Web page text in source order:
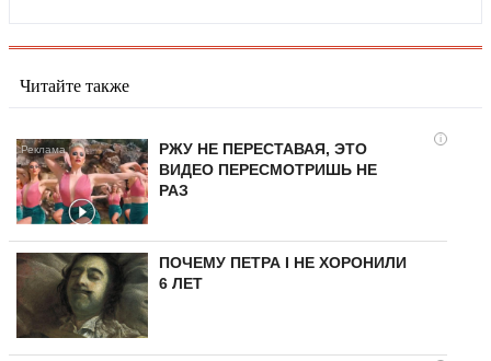
Читайте также
i
РЖУ НЕ ПЕРЕСТАВАЯ, ЭТО
ВИДЕО ПЕРЕСМОТРИШЬ НЕ
РАЗ
ПОЧЕМУ ПЕТРА I НЕ ХОРОНИЛИ
6 ЛЕТ